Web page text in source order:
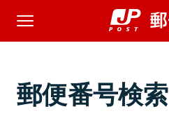
郵便番号検索